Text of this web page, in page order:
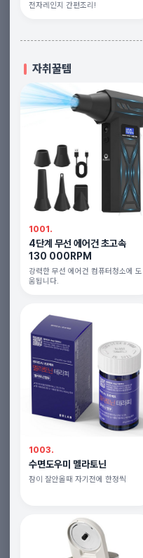
전자레인지 간편조리!
자취꿀템
1001.
4단계 무선 에어건 초고속
130 000RPM
강력한 무선 에어건 컴퓨터청소에 도
움됩니다.
1003.
수면도우미 멜라토닌
잠이 잘안올때 자기전에 한정씩